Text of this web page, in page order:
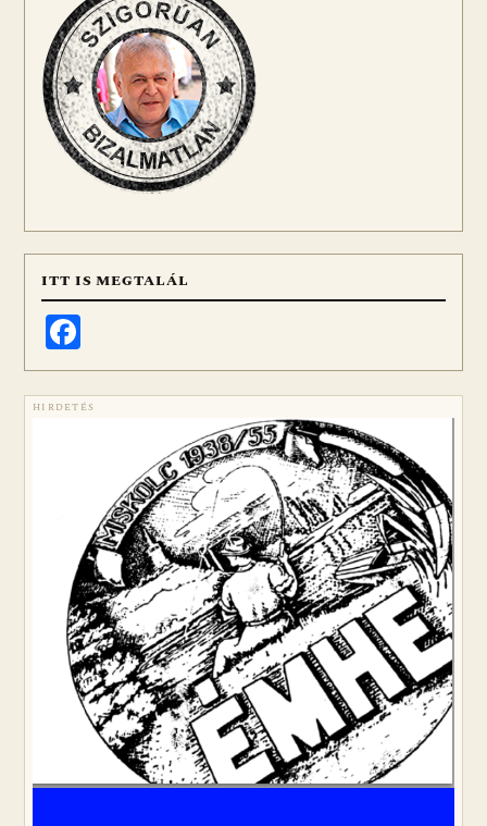
ITT IS MEGTALÁL
HIRDETÉS